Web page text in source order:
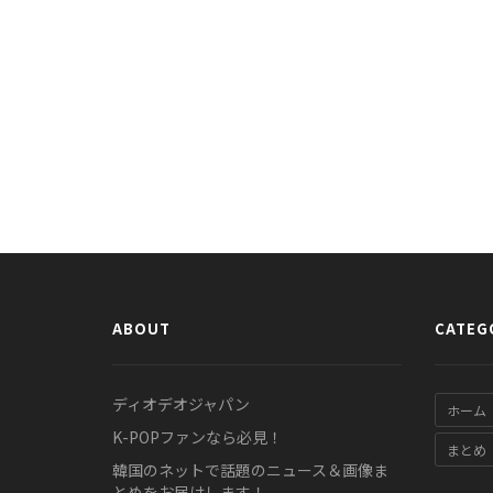
ABOUT
ディオデオジャパン
K-POPファンなら必見！
韓国のネットで話題のニュース＆画像ま
ホーム
まとめ